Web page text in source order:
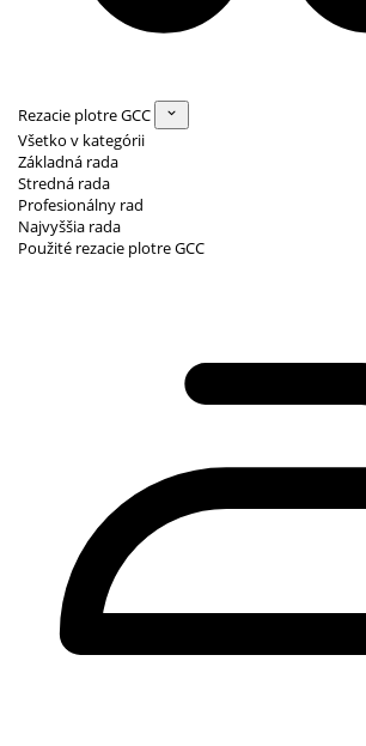
Rezacie plotre GCC
Všetko v kategórii
Základná rada
Stredná rada
Profesionálny rad
Najvyššia rada
Použité rezacie plotre GCC